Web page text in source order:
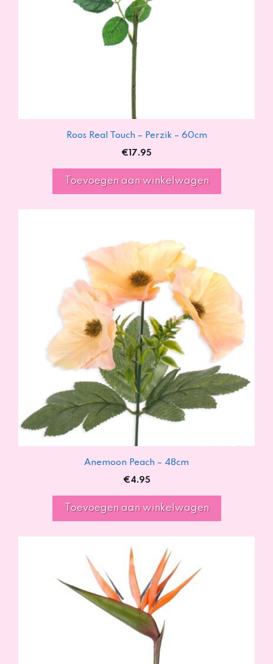
Roos Real Touch – Perzik – 60cm
€17.95
Toevoegen aan winkelwagen
Anemoon Peach – 48cm
€4.95
Toevoegen aan winkelwagen